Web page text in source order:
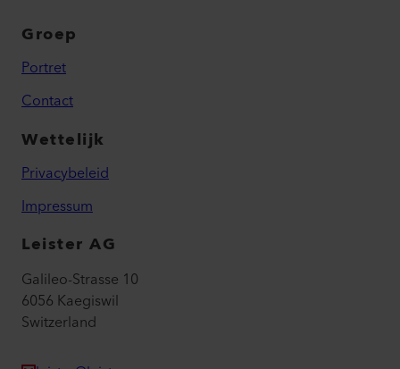
Groep
Portret
Contact
Wettelijk
Privacybeleid
Impressum
Leister AG
Galileo-Strasse 10
6056 Kaegiswil
Switzerland